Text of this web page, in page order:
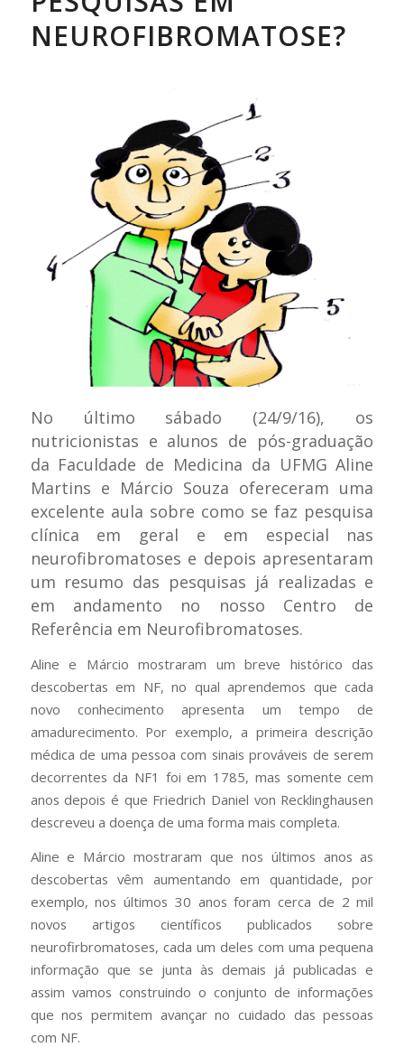
NEUROFIBROMATOSE?
No último sábado (24/9/16), os
nutricionistas e alunos de pós-graduação
da Faculdade de Medicina da UFMG Aline
Martins e Márcio Souza ofereceram uma
excelente aula sobre como se faz pesquisa
clínica em geral e em especial nas
neurofibromatoses e depois apresentaram
um resumo das pesquisas já realizadas e
em andamento no nosso Centro de
Referência em Neurofibromatoses.
Aline e Márcio mostraram um breve histórico das
descobertas em NF, no qual aprendemos que cada
novo conhecimento apresenta um tempo de
amadurecimento. Por exemplo, a primeira descrição
médica de uma pessoa com sinais prováveis de serem
decorrentes da NF1 foi em 1785, mas somente cem
anos depois é que Friedrich Daniel von Recklinghausen
descreveu a doença de uma forma mais completa.
Aline e Márcio mostraram que nos últimos anos as
descobertas vêm aumentando em quantidade, por
exemplo, nos últimos 30 anos foram cerca de 2 mil
novos artigos científicos publicados sobre
neurofirbromatoses, cada um deles com uma pequena
informação que se junta às demais já publicadas e
assim vamos construindo o conjunto de informações
que nos permitem avançar no cuidado das pessoas
com NF.